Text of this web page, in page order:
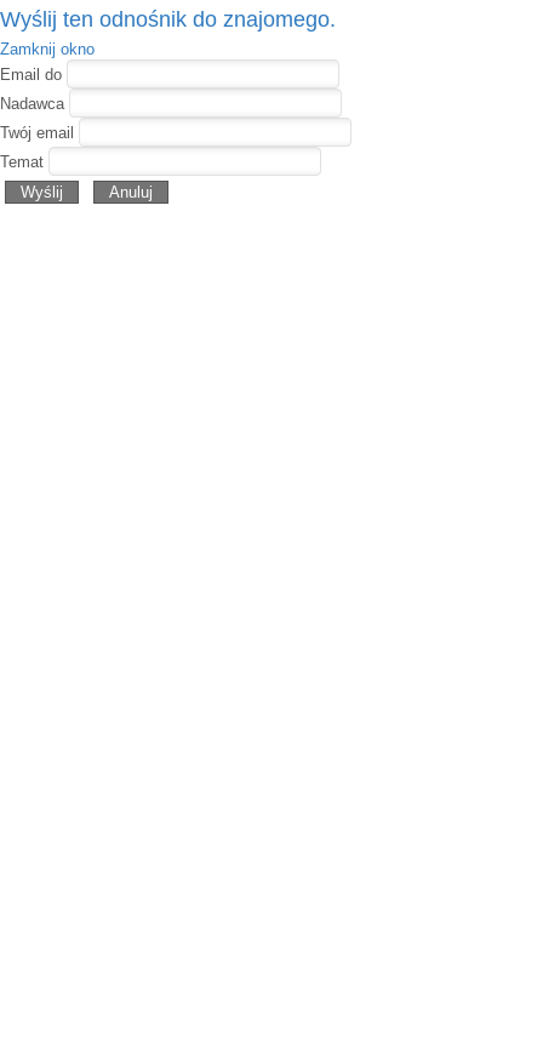
Wyślij ten odnośnik do znajomego.
Zamknij okno
Email do
Nadawca
Twój email
Temat
Wyślij
Anuluj